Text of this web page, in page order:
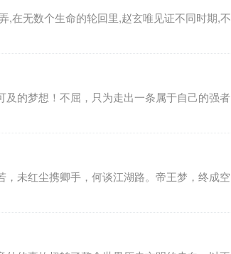
,在无数个生命的轮回里,赵玄唯见证不同时期,不
的梦想！不屈，只为走出一条属于自己的强者
未红尘携卿手，何谈江湖路。帝王梦，终成空